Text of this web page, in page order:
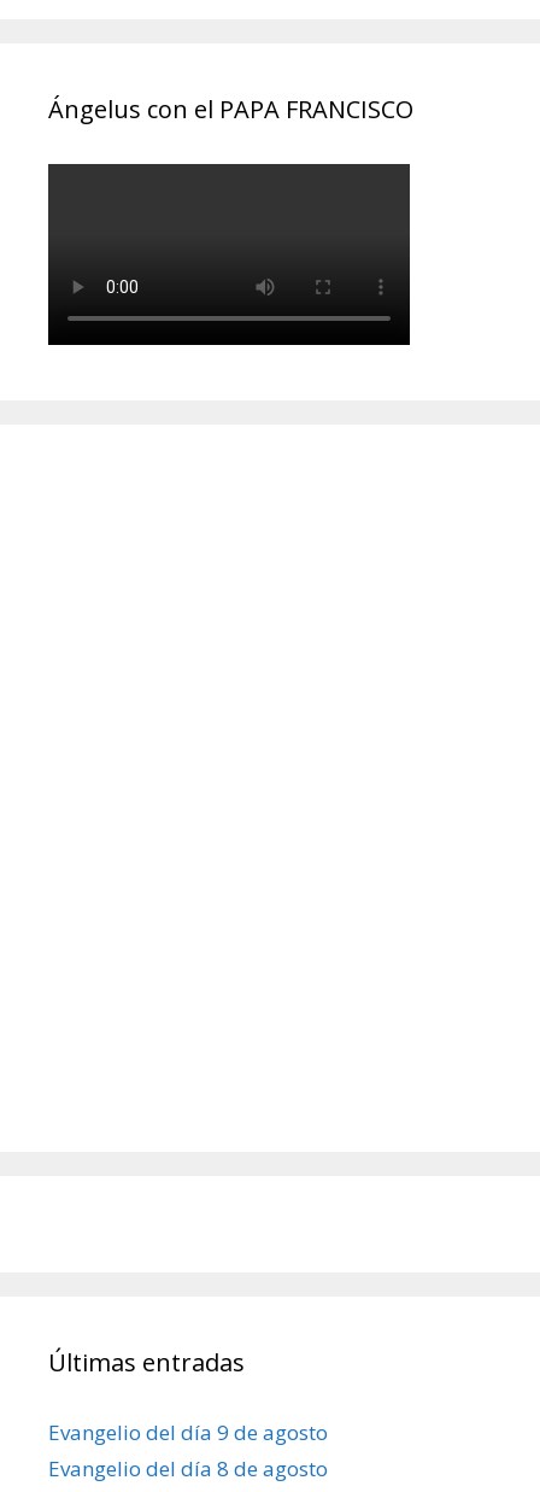
Ángelus con el PAPA FRANCISCO
Últimas entradas
Evangelio del día 9 de agosto
Evangelio del día 8 de agosto